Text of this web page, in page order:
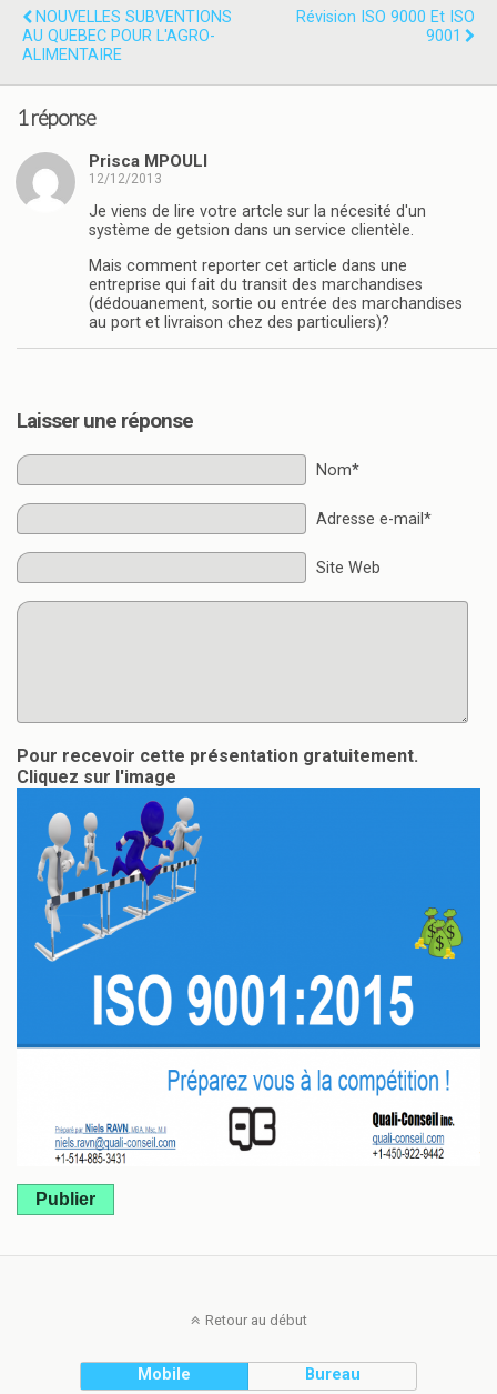
NOUVELLES SUBVENTIONS
AU QUEBEC POUR L'AGRO-
ALIMENTAIRE
Révision ISO 9000 Et ISO
9001
1 réponse
Prisca MPOULI
12/12/2013
Je viens de lire votre artcle sur la nécesité d'un
système de getsion dans un service clientèle.
Mais comment reporter cet article dans une
entreprise qui fait du transit des marchandises
(dédouanement, sortie ou entrée des marchandises
au port et livraison chez des particuliers)?
Laisser une réponse
Nom*
Adresse e-mail*
Site Web
Pour recevoir cette présentation gratuitement.
Cliquez sur l'image
Publier
Retour au début
Mobile Bureau